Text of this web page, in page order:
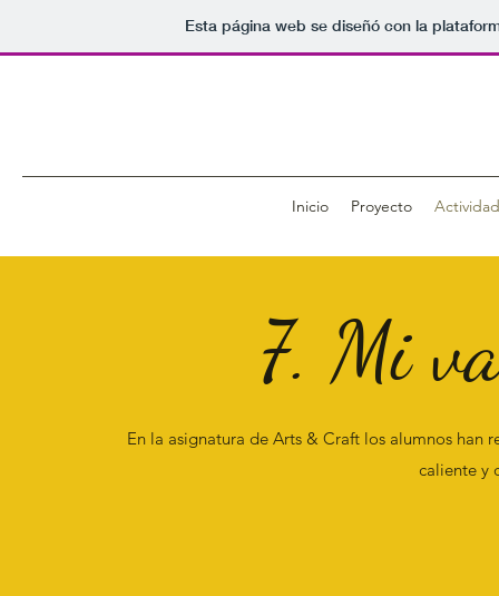
Esta página web se diseñó con la
Inicio Proyecto
7. Mi
En la asignatura de Arts & Craft los alumnos
caliente y